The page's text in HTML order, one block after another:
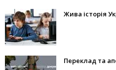
Жива історія
Переклад та